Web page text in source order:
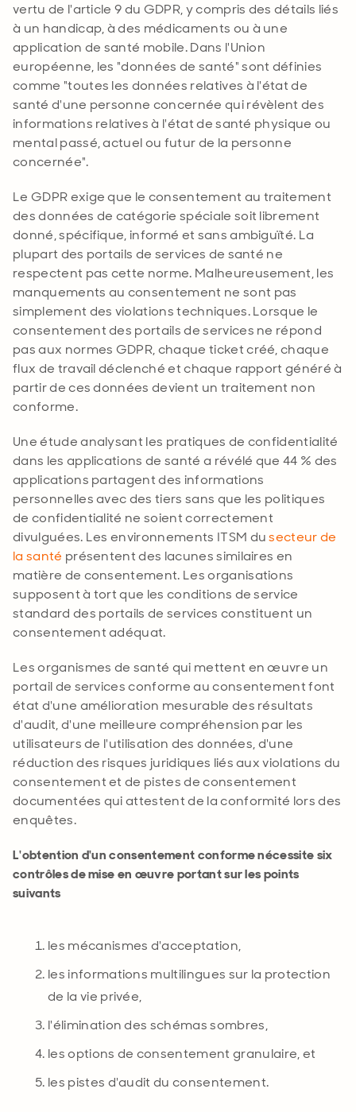
vertu de l'article 9 du GDPR, y compris des détails liés
à un handicap, à des médicaments ou à une
application de santé mobile. Dans l'Union
européenne, les "données de santé" sont définies
comme "toutes les données relatives à l'état de
santé d'une personne concernée qui révèlent des
informations relatives à l'état de santé physique ou
mental passé, actuel ou futur de la personne
concernée".
Le GDPR exige que le consentement au traitement
des données de catégorie spéciale soit librement
donné, spécifique, informé et sans ambiguïté. La
plupart des portails de services de santé ne
respectent pas cette norme. Malheureusement, les
manquements au consentement ne sont pas
simplement des violations techniques. Lorsque le
consentement des portails de services ne répond
pas aux normes GDPR, chaque ticket créé, chaque
flux de travail déclenché et chaque rapport généré à
partir de ces données devient un traitement non
conforme.
Une étude analysant les pratiques de confidentialité
dans les applications de santé a révélé que 44 % des
applications partagent des informations
personnelles avec des tiers sans que les politiques
de confidentialité ne soient correctement
divulguées. Les environnements ITSM dusecteur de
la santé présentent des lacunes similaires en
matière de consentement. Les organisations
supposent à tort que les conditions de service
standard des portails de services constituent un
consentement adéquat.
Les organismes de santé qui mettent en œuvre un
portail de services conforme au consentement font
état d'une amélioration mesurable des résultats
d'audit, d'une meilleure compréhension par les
utilisateurs de l'utilisation des données, d'une
réduction des risques juridiques liés aux violations du
consentement et de pistes de consentement
documentées qui attestent de la conformité lors des
enquêtes.
L'obtention d'un consentement conforme nécessite six
contrôles de mise en œuvre portant sur les points
suivants
les mécanismes d'acceptation,
les informations multilingues sur la protection
de la vie privée,
l'élimination des schémas sombres,
les options de consentement granulaire,et
les pistes d'audit du consentement.